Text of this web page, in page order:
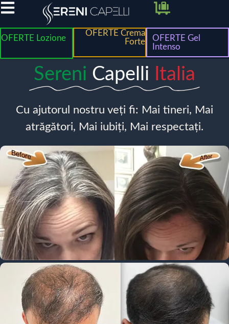
OFERTE Lozione
OFERTE Crema
Forte
OFERTE Gel
Intenso
Sereni Capelli Italia
Cu ajutorul nostru veți fi: Mai tineri, Mai
atrăgători, Mai iubiți, Mai respectați.